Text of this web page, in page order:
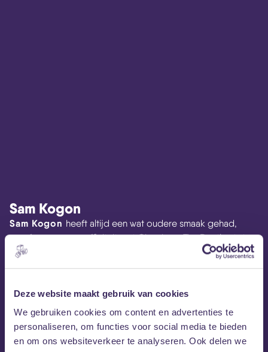
Deze website maakt gebruik van cookies
We gebruiken cookies om content en advertenties te
personaliseren, om functies voor social media te bieden
en om ons websiteverkeer te analyseren. Ook delen we
Sam Kogon
Sam Kogon heeft altijd een wat oudere smaak gehad,
vanaf een vroege affiniteit met Chopin en The Beatles tot
het sessiewerk dat hij heeft gedaan met Al Jardine van The
Beach Boys, als frontman van de herleefde popgroep uit
opgenomen met psych-gerelateerde powerpop,
waaronder het opvallende Psychic Tears (Beyond Beyond
is Beyond) uit 2016, dat mede geproduceerd is door Sam
Owens (ook bekend als Sam Evian) en een duet bevat met